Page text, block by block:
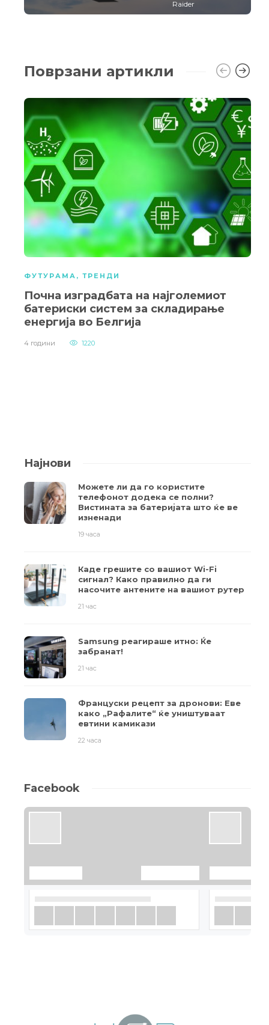
Raider
Поврзани артикли
ФУТУРАМА , ТРЕНДИ
Почна изградбата на најголемиот
батериски систем за складирање
енергија во Белгија
4 години 1220
Најнови
Можете ли да го користите
телефонот додека се полни?
Вистината за батеријата што ќе ве
изненади
19 часа
Каде грешите со вашиот Wi-Fi
сигнал? Како правилно да ги
насочите антените на вашиот рутер
21 час
Samsung реагираше итно: Ќе
забранат!
21 час
Француски рецепт за дронови: Еве
како „Рафалите“ ќе уништуваат
евтини камикази
22 часа
Facebook